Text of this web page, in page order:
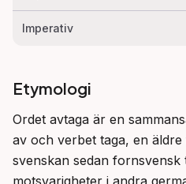
Imperativ
Etymologi
Ordet avtaga är en
av och verbet taga, en
svenskan sedan fornsvensk
motsvarigheter i andra